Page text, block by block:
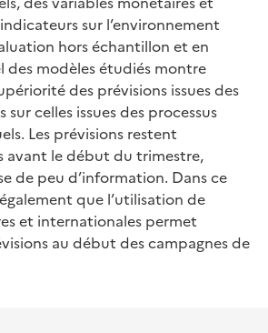
sur l’environnement
hors échantillon et en
des modèles étudiés montre
des prévisions issues des
celles issues des processus
Les prévisions restent
avant le début du trimestre,
de peu d’information. Dans ce
que l’utilisation de
et internationales permet
au début des campagnes de